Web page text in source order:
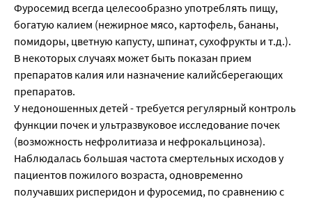
Фуросемид всегда целесообразно употреблять пищу,
богатую калием (нежирное мясо, картофель, бананы,
помидоры, цветную капусту, шпинат, сухофрукты и т.д.).
В некоторых случаях может быть показан прием
препаратов калия или назначение калийсберегающих
препаратов.
У недоношенных детей - требуется регулярный контроль
функции почек и ультразвуковое исследование почек
(возможность нефролитиаза и нефрокальциноза).
Наблюдалась большая частота смертельных исходов у
пациентов пожилого возраста, одновременно
получавших рисперидон и фуросемид, по сравнению с